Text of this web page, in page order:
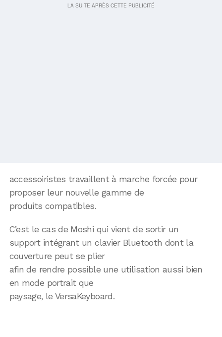
accessoiristes travaillent à marche forcée pour
proposer leur nouvelle gamme de
produits compatibles.
C’est le cas de Moshi qui vient de sortir un
support intégrant un clavier Bluetooth dont la
couverture peut se plier
afin de rendre possible une utilisation aussi bien
en mode portrait que
paysage, le VersaKeyboard.